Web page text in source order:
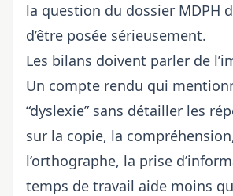
la question du dossier MDPH
d’être posée sérieusement.
Les bilans doivent parler de
Un compte rendu qui
“dyslexie” sans détailler les
sur la copie, la
l’orthographe, la prise
temps de travail aide moins